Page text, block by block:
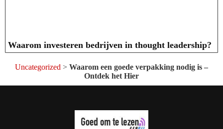
Waarom investeren bedrijven in thought leadership?
Uncategorized > Waarom een goede verpakking nodig is –
Ontdek het Hier